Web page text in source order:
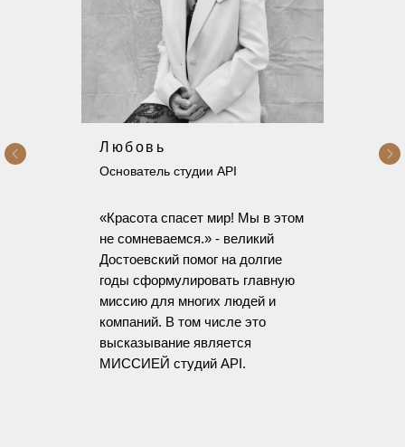
Любовь
Основатель студии API
«Красота спасет мир! Мы в этом
не сомневаемся.» - великий
Достоевский помог на долгие
годы сформулировать главную
миссию для многих людей и
компаний. В том числе это
высказывание является
МИССИЕЙ студий API.